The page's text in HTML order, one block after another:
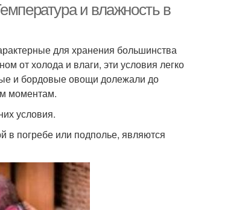
и влажность в
для хранения большинства
от холода и влаги, эти условия легко
и бордовые овощи долежали до
моментам.
условия.
погребе или подполье, являются